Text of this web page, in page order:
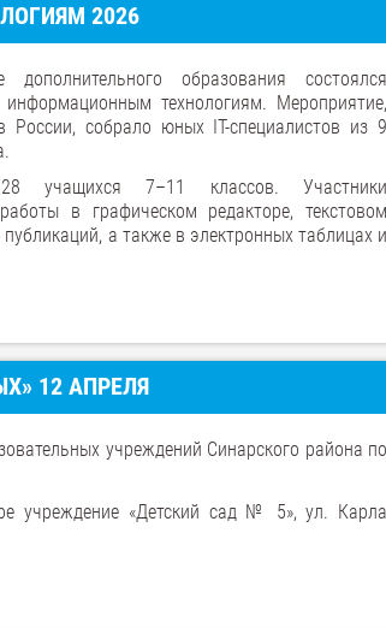
2026
образования состоялся
технологиям. Мероприятие,
России, собрало юных IT-специалистов из 9
учащихся 7–11 классов. Участники
в графическом редакторе, текстовом
а также в электронных таблицах и
12 АПРЕЛЯ
учреждений Синарского района по
учреждение «Детский сад № 5», ул. Карла